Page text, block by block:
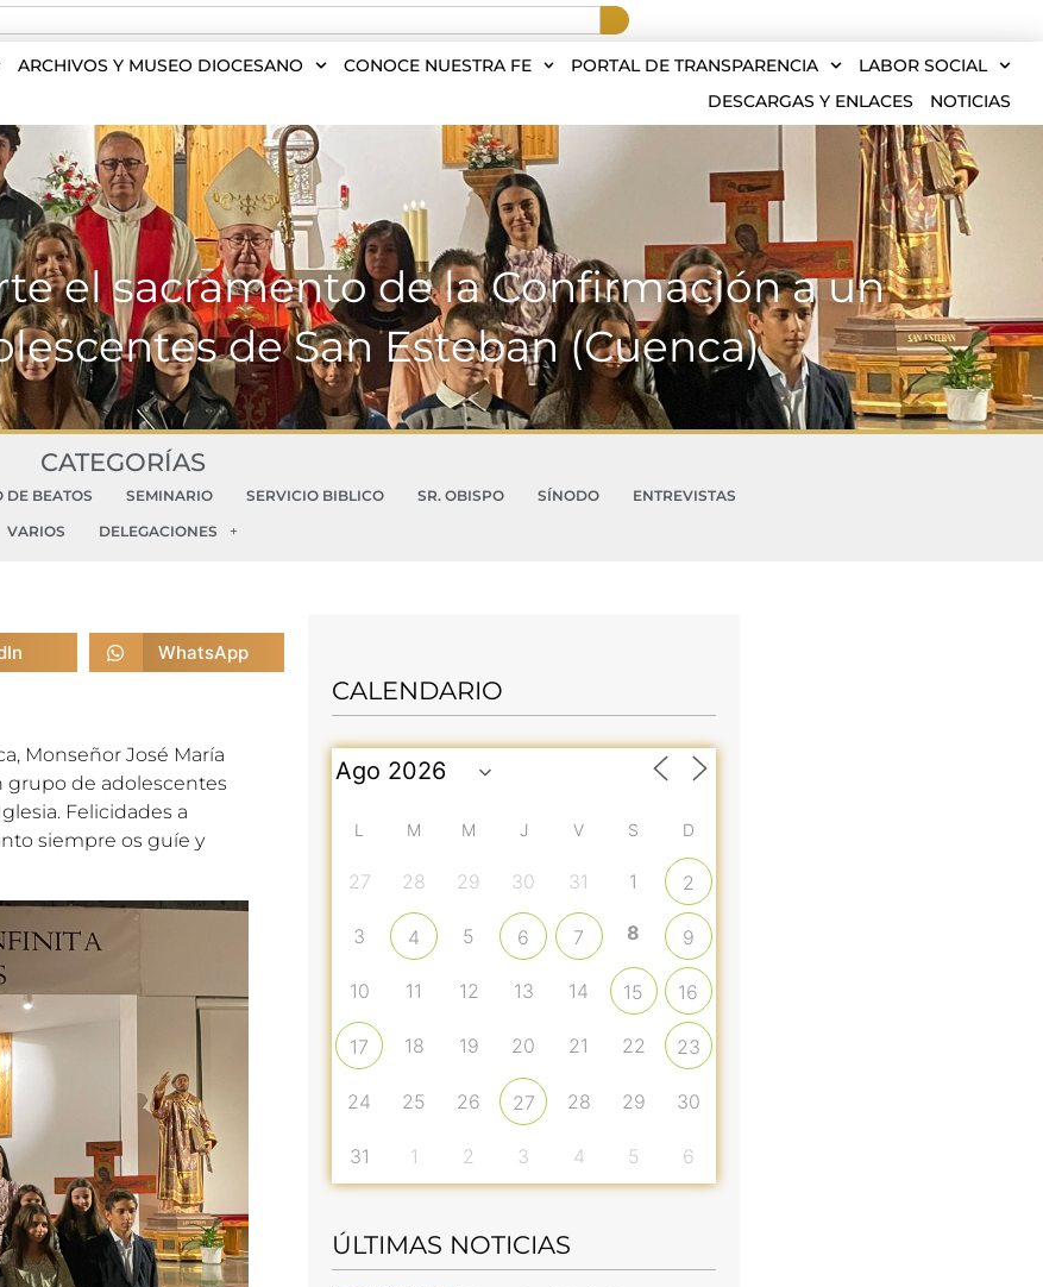
ARCHIVOS Y MUSEO DIOCESANO CONOCE NUESTRA FE PORTAL DE TRANSPARENCIA
LABOR SOCIAL
DESCARGAS Y ENLACES
NOTICIAS
el sacramento de la Confirmación a un
de San Esteban (Cuenca)
CATEGORÍAS
DE BEATOS SEMINARIO SERVICIO BIBLICO SR. OBISPO SÍNODO
ENTREVISTAS
VARIOS
DELEGACIONES
WhatsApp
Monseñor José María
grupo de adolescentes
Felicidades a
siempre os guíe y
CALENDARIO
L M M J V S D
27 28 29 30 31 1 2
3 4 5 6 7 8 9
10 11 12 13 14 15 16
17 18 19 20 21 22 23
24 25 26 27 28 29 30
31 1 2 3 4 5 6
ÚLTIMAS NOTICIAS